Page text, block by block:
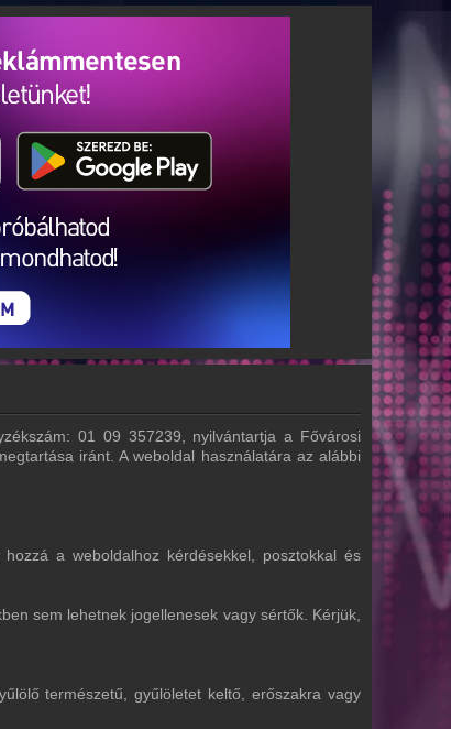
01 09 357239, nyilvántartja a Fővárosi
iránt. A weboldal használatára az alábbi
a weboldalhoz kérdésekkel, posztokkal és
sem lehetnek jogellenesek vagy sértők. Kérjük,
természetű, gyűlöletet keltő, erőszakra vagy